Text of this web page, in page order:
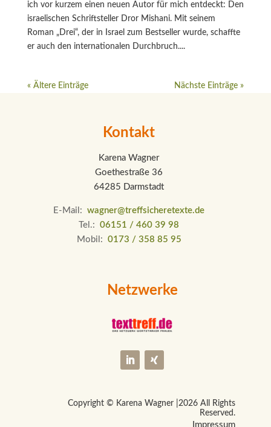
ich vor kurzem einen neuen Autor für mich entdeckt: Den
israelischen Schriftsteller Dror Mishani. Mit seinem
Roman „Drei“, der in Israel zum Bestseller wurde, schaffte
er auch den internationalen Durchbruch....
« Ältere Einträge Nächste Einträge »
Kontakt
Karena Wagner
Goethestraße 36
64285 Darmstadt
E-Mail:wagner@treffsicheretexte.de
Tel.:06151 / 460 39 98
Mobil: 0173 / 358 85 95
Netzwerke
Copyright © Karena Wagner | 2026 All Rights
Reserved.
Impressum